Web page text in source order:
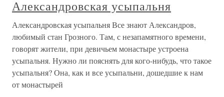
Александровская усыпальня
Александровская усыпальня Все знают Александров,
любимый стан Грозного. Там, с незапамятного времени,
говорят жители, при девичьем монастыре устроена
усыпальня. Нужно ли пояснять для кого-нибудь, что такое
усыпальня? Она, как и все усыпальни, дошедшие к нам
от монастырей